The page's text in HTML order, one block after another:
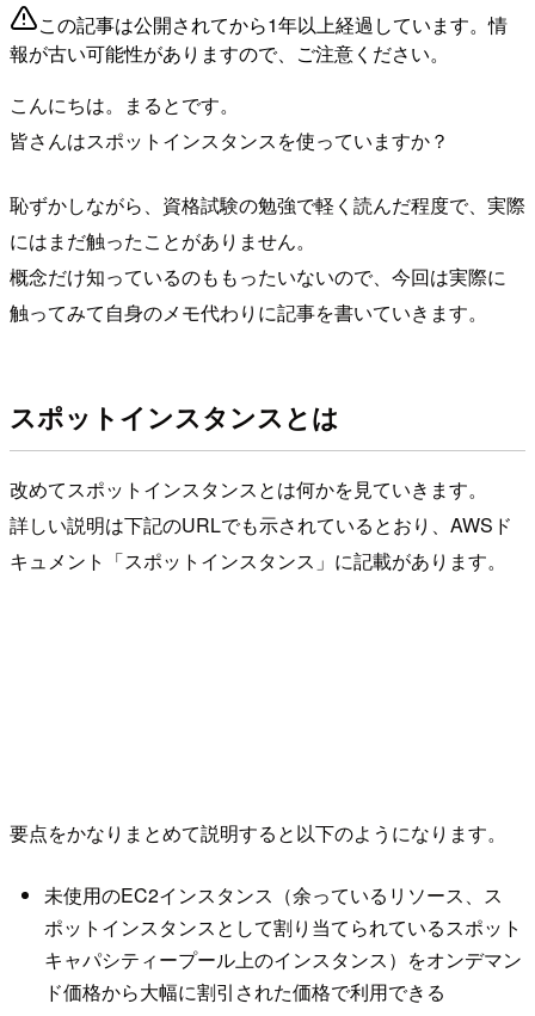
この記事は公開されてから1年以上経過しています。情
報が古い可能性がありますので、ご注意ください。
こんにちは。まるとです。
皆さんはスポットインスタンスを使っていますか？
恥ずかしながら、資格試験の勉強で軽く読んだ程度で、実際
にはまだ触ったことがありません。
概念だけ知っているのももったいないので、今回は実際に
触ってみて自身のメモ代わりに記事を書いていきます。
スポットインスタンスとは
改めてスポットインスタンスとは何かを見ていきます。
詳しい説明は下記のURLでも示されているとおり、AWSド
キュメント「スポットインスタンス」に記載があります。
要点をかなりまとめて説明すると以下のようになります。
未使用のEC2インスタンス（余っているリソース、ス
ポットインスタンスとして割り当てられているスポット
キャパシティープール上のインスタンス）をオンデマン
ド価格から大幅に割引された価格で利用できる